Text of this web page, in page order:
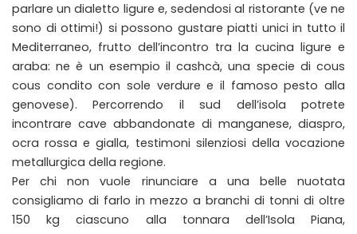
parlare un dialetto ligure e, sedendosi al ristorante (ve ne
sono di ottimi!) si possono gustare piatti unici in tutto il
Mediterraneo, frutto dell’incontro tra la cucina ligure e
araba: ne è un esempio il cashcà, una specie di cous
cous condito con sole verdure e il famoso pesto alla
genovese). Percorrendo il sud dell’isola potrete
incontrare cave abbandonate di manganese, diaspro,
ocra rossa e gialla, testimoni silenziosi della vocazione
metallurgica della regione.
Per chi non vuole rinunciare a una belle nuotata
consigliamo di farlo in mezzo a branchi di tonni di oltre
150 kg ciascuno alla tonnara dell’Isola Piana,